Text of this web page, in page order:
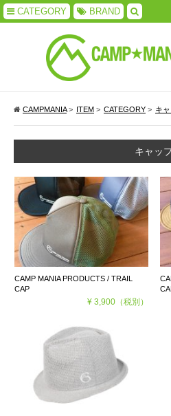
CATEGORY BRAND
CAMPMANIA> ITEM > CATEGORY > キ
キャッ
CAMP MANIA PRODUCTS / TRAIL
CAP
¥ 3,900（税別）